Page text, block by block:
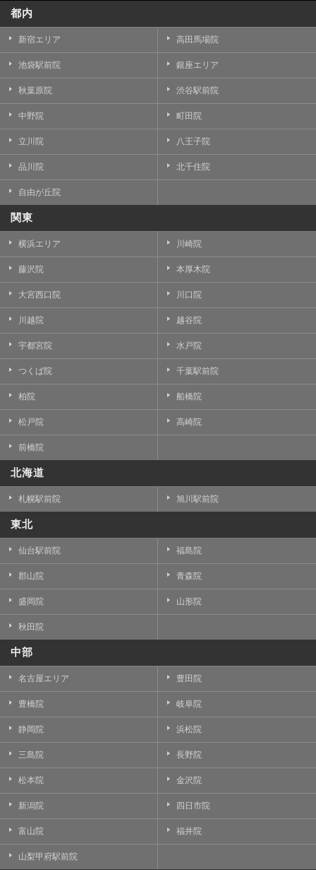
都内
新宿エリア 高田馬場院
池袋駅前院 銀座エリア
秋葉原院 渋谷駅前院
中野院 町田院
立川院 八王子院
品川院 北千住院
自由が丘院
関東
横浜エリア 川崎院
藤沢院 本厚木院
大宮西口院 川口院
川越院 越谷院
宇都宮院 水戸院
つくば院 千葉駅前院
柏院 船橋院
松戸院 高崎院
前橋院
北海道
札幌駅前院 旭川駅前院
東北
仙台駅前院 福島院
郡山院 青森院
盛岡院 山形院
秋田院
中部
名古屋エリア 豊田院
豊橋院 岐阜院
静岡院 浜松院
三島院 長野院
松本院 金沢院
新潟院 四日市院
富山院 福井院
山梨甲府駅前院